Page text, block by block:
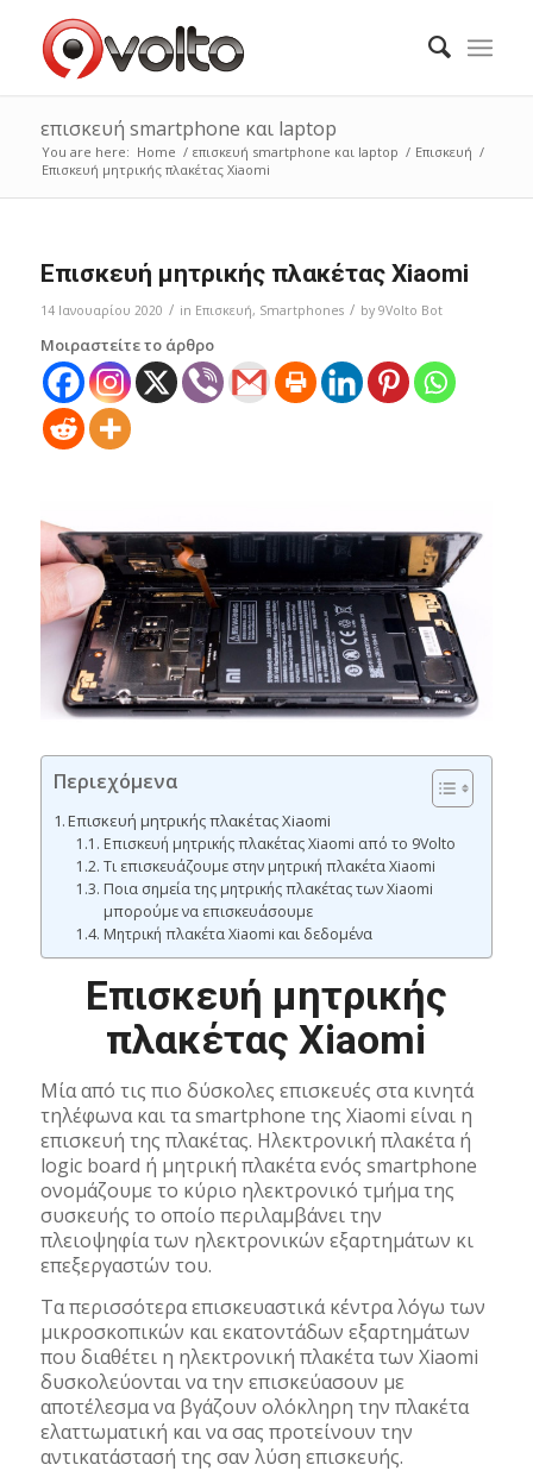
επισκευή smartphone και laptop
You are here: Home / επισκευή smartphone και laptop / Επισκευή /
Επισκευή μητρικής πλακέτας Xiaomi
Επισκευή μητρικής πλακέτας Xiaomi
14 Ιανουαρίου 2020 / in Επισκευή, Smartphones / by 9Volto Bot
Μοιραστείτε το άρθρο
Περιεχόμενα
Επισκευή μητρικής πλακέτας Xiaomi
Επισκευή μητρικής πλακέτας Xiaomi από το 9Volto
Τι επισκευάζουμε στην μητρική πλακέτα Xiaomi
Ποια σημεία της μητρικής πλακέτας των Xiaomi
μπορούμε να επισκευάσουμε
Μητρική πλακέτα Xiaomi και δεδομένα
Επισκευή μητρικής
πλακέτας Xiaomi
Μία από τις πιο δύσκολες επισκευές στα κινητά
τηλέφωνα και τα smartphone της Xiaomi είναι η
επισκευή της πλακέτας. Ηλεκτρονική πλακέτα ή
logic board ή μητρική πλακέτα ενός smartphone
ονομάζουμε το κύριο ηλεκτρονικό τμήμα της
συσκευής το οποίο περιλαμβάνει την
πλειοψηφία των ηλεκτρονικών εξαρτημάτων κι
επεξεργαστών του.
Τα περισσότερα επισκευαστικά κέντρα λόγω των
μικροσκοπικών και εκατοντάδων εξαρτημάτων
που διαθέτει η ηλεκτρονική πλακέτα των Xiaomi
δυσκολεύονται να την επισκεύασουν με
αποτέλεσμα να βγάζουν ολόκληρη την πλακέτα
ελαττωματική και να σας προτείνουν την
αντικατάστασή της σαν λύση επισκευής.